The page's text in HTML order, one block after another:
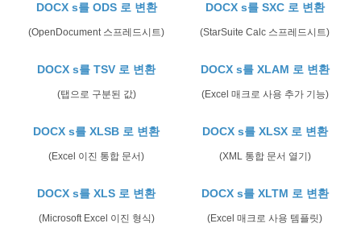
DOCX s를 ODS 로 변환
(OpenDocument 스프레드시트)
DOCX s를 SXC 로 변환
(StarSuite Calc 스프레드시트)
DOCX s를 TSV 로 변환
(탭으로 구분된 값)
DOCX s를 XLAM 로 변환
(Excel 매크로 사용 추가 기능)
DOCX s를 XLSB 로 변환
(Excel 이진 통합 문서)
DOCX s를 XLSX 로 변환
(XML 통합 문서 열기)
DOCX s를 XLS 로 변환
(Microsoft Excel 이진 형식)
DOCX s를 XLTM 로 변환
(Excel 매크로 사용 템플릿)